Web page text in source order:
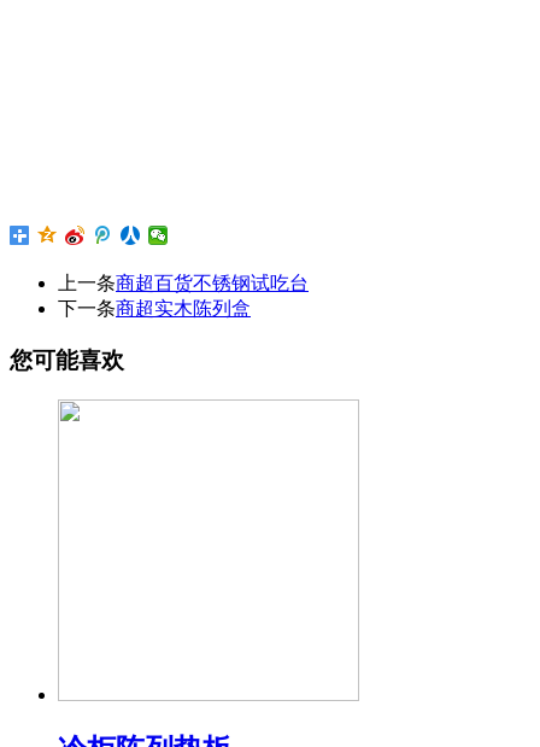
上一条商超百货不锈钢试吃台
下一条商超实木陈列盒
您可能喜欢